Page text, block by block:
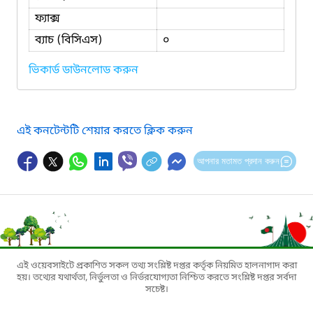
ফ্যাক্স
ব্যাচ (বিসিএস)
০
ভিকার্ড ডাউনলোড করুন
এই কনটেন্টটি শেয়ার করতে ক্লিক করুন
আপনার মতামত প্রদান করুন
এই ওয়েবসাইটে প্রকাশিত সকল তথ্য সংশ্লিষ্ট দপ্তর কর্তৃক নিয়মিত হালনাগাদ করা
হয়। তথ্যের যথার্থতা, নির্ভুলতা ও নির্ভরযোগ্যতা নিশ্চিত করতে সংশ্লিষ্ট দপ্তর সর্বদা
সচেষ্ট।